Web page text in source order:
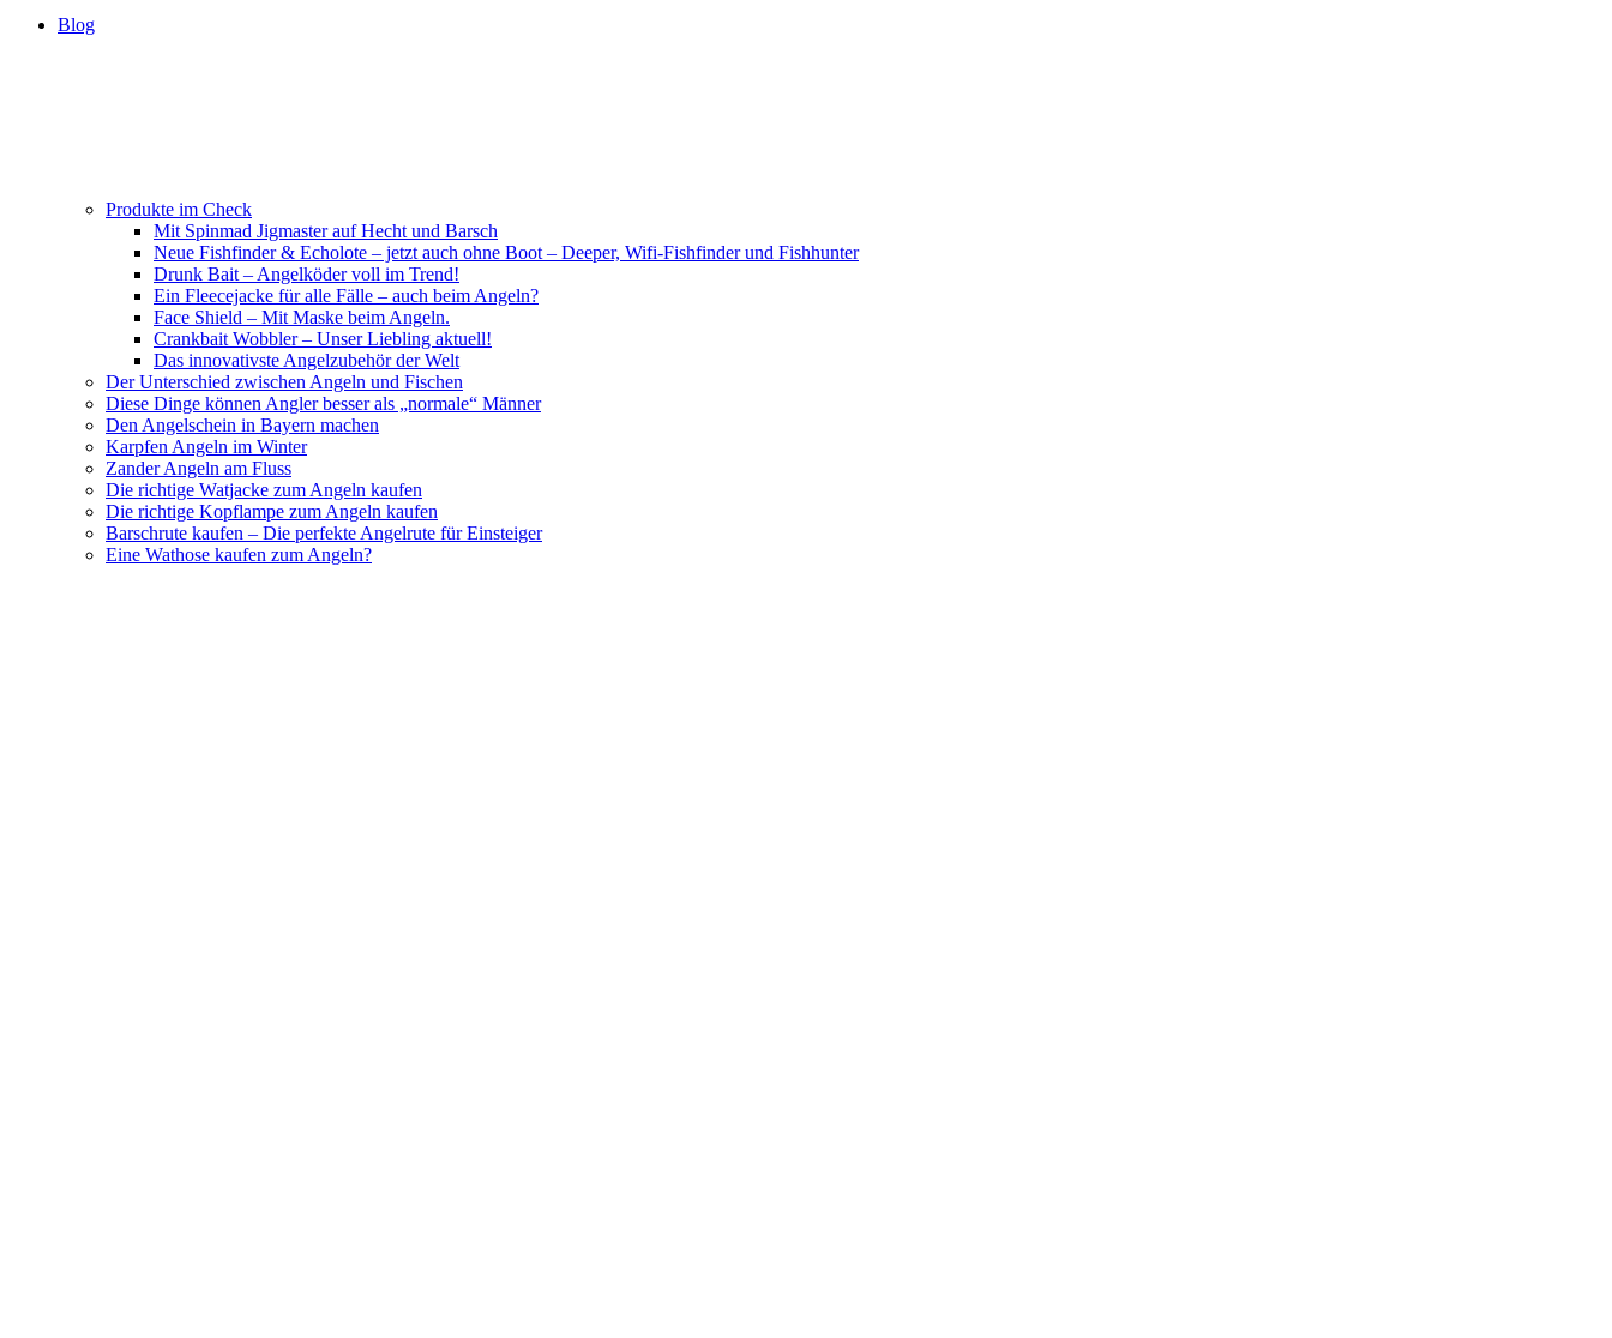
Blog
Produkte im Check
Mit Spinmad Jigmaster auf Hecht und Barsch
Neue Fishfinder & Echolote – jetzt auch ohne Boot – Deeper, Wifi-Fishfinder und Fishhunter
Drunk Bait – Angelköder voll im Trend!
Ein Fleecejacke für alle Fälle – auch beim Angeln?
Face Shield – Mit Maske beim Angeln.
Crankbait Wobbler – Unser Liebling aktuell!
Das innovativste Angelzubehör der Welt
Der Unterschied zwischen Angeln und Fischen
Diese Dinge können Angler besser als „normale“ Männer
Den Angelschein in Bayern machen
Karpfen Angeln im Winter
Zander Angeln am Fluss
Die richtige Watjacke zum Angeln kaufen
Die richtige Kopflampe zum Angeln kaufen
Barschrute kaufen – Die perfekte Angelrute für Einsteiger
Eine Wathose kaufen zum Angeln?